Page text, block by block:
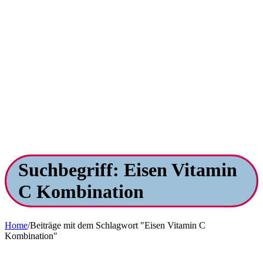
Suchbegriff: Eisen Vitamin
C Kombination
Home/Beiträge mit dem Schlagwort "Eisen Vitamin C
Kombination"